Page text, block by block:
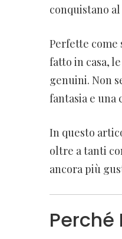
conquistano
Perfette come
fatto in casa,
genuini. Non
fantasia e
In questo
oltre a tanti
ancora più